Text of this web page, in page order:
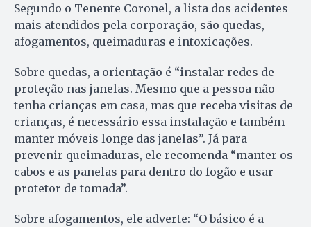
Segundo o Tenente Coronel, a lista dos acidentes
mais atendidos pela corporação, são quedas,
afogamentos, queimaduras e intoxicações.
Sobre quedas, a orientação é “instalar redes de
proteção nas janelas. Mesmo que a pessoa não
tenha crianças em casa, mas que receba visitas de
crianças, é necessário essa instalação e também
manter móveis longe das janelas”. Já para
prevenir queimaduras, ele recomenda “manter os
cabos e as panelas para dentro do fogão e usar
protetor de tomada”.
Sobre afogamentos, ele adverte: “O básico é a